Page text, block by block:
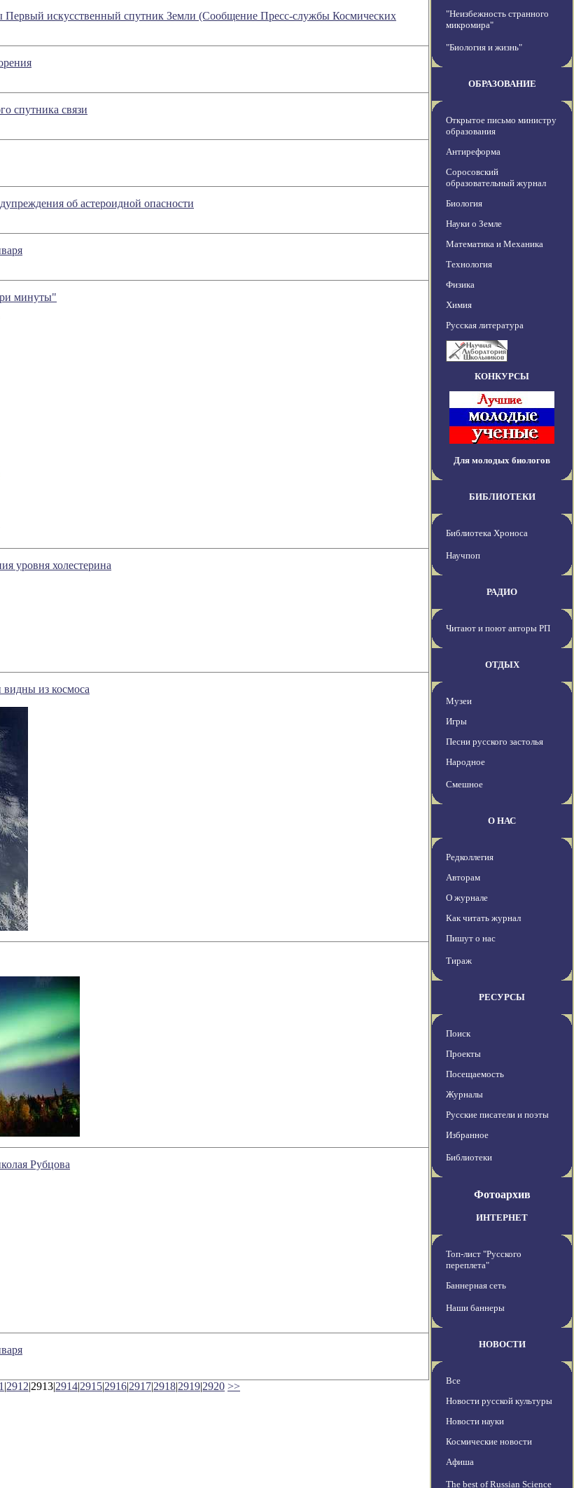
Первый искусственный спутник Земли (Сообщение Пресс-службы Космических
спутника связи
об астероидной опасности
минуты"
уровня холестерина
из космоса
Рубцова
|2912|2913|2914|2915|2916|2917|2918|2919|2920 >>
"Неизбежность странного
микромира"
"Биология и жизнь"
ОБРАЗОВАНИЕ
Открытое письмо министру
образования
Антиреформа
Соросовский
образовательный журнал
Биология
Науки о Земле
Математика и Механика
Технология
Физика
Химия
Русская литература
КОНКУРСЫ
Для молодых биологов
БИБЛИОТЕКИ
Библиотека Хроноса
Научпоп
РАДИО
Читают и поют авторы РП
ОТДЫХ
Музеи
Игры
Песни русского застолья
Народное
Смешное
О НАС
Редколлегия
Авторам
О журнале
Как читать журнал
Пишут о нас
Тираж
РЕСУРСЫ
Поиск
Проекты
Посещаемость
Журналы
Русские писатели и поэты
Избранное
Библиотеки
Фотоархив
ИНТЕРНЕТ
Топ-лист "Русского
переплета"
Баннерная сеть
Наши баннеры
НОВОСТИ
Все
Новости русской культуры
Новости науки
Космические новости
Афиша
The best of Russian Science